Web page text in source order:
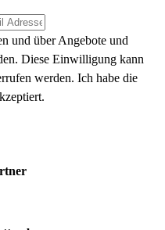
und über Angebote und
Diese Einwilligung kann
werden. Ich habe die